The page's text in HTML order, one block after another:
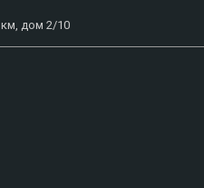
км, дом 2/10